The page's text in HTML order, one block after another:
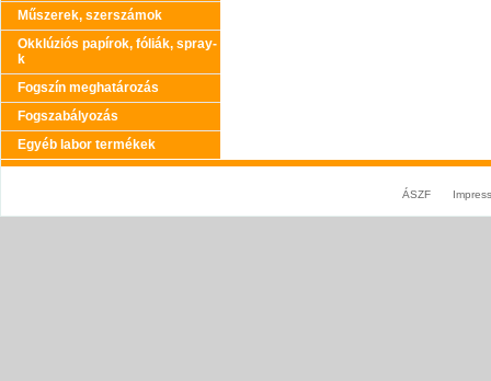
Műszerek, szerszámok
Okklúziós papírok, fóliák, spray-
k
Fogszín meghatározás
Fogszabályozás
Egyéb labor termékek
ÁSZF